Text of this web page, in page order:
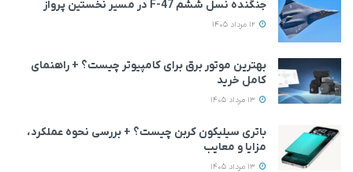
جنگنده نسل ششم F-47 در مسیر نخستین پرواز
بهترین موتور برق برای کامپیوتر چیست؟ + راهنمای
کامل خرید
باتری سیلیکون کربن چیست؟ + بررسی نحوه عملکرد،
مزایا و معایب